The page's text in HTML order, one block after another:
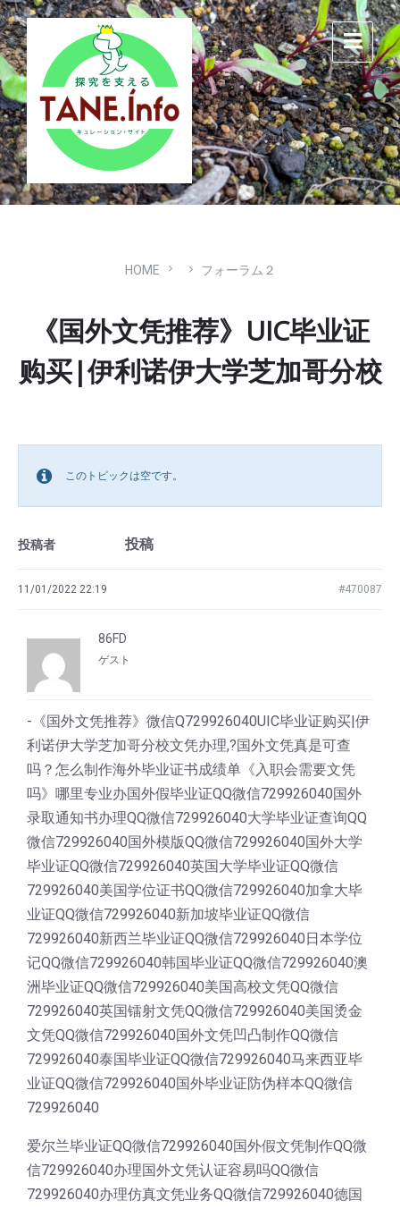
Skip
to
content
Skip
to
main
navigation
Skip
to
footer
HOME フォーラム２
《国外文凭推荐》UIC毕业证
购买|伊利诺伊大学芝加哥分校
このトピックは空です。
投稿者 投稿
11/01/2022 22:19 #470087
86FD
ゲスト
-《国外文凭推荐》微信Q729926040UIC毕业证购买|伊
利诺伊大学芝加哥分校文凭办理,?国外文凭真是可查
吗？怎么制作海外毕业证书成绩单《入职会需要文凭
吗》哪里专业办国外假毕业证QQ微信729926040国外
录取通知书办理QQ微信729926040大学毕业证查询QQ
微信729926040国外模版QQ微信729926040国外大学
毕业证QQ微信729926040英国大学毕业证QQ微信
729926040美国学位证书QQ微信729926040加拿大毕
业证QQ微信729926040新加坡毕业证QQ微信
729926040新西兰毕业证QQ微信729926040日本学位
记QQ微信729926040韩国毕业证QQ微信729926040澳
洲毕业证QQ微信729926040美国高校文凭QQ微信
729926040英国镭射文凭QQ微信729926040美国烫金
文凭QQ微信729926040国外文凭凹凸制作QQ微信
729926040泰国毕业证QQ微信729926040马来西亚毕
业证QQ微信729926040国外毕业证防伪样本QQ微信
729926040
爱尔兰毕业证QQ微信729926040国外假文凭制作QQ微
信729926040办理国外文凭认证容易吗QQ微信
729926040办理仿真文凭业务QQ微信729926040德国